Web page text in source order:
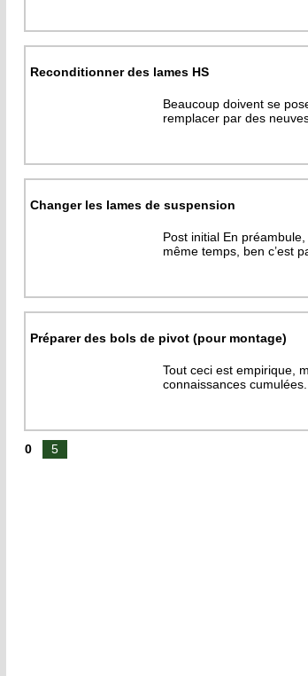
Reconditionner des lames HS
Beaucoup doivent se
remplacer par des
Changer les lames de suspension
Post initial En
même temps, ben c’est
Préparer des bols de pivot (pour montage)
Tout ceci est empirique,
connaissances
0 5